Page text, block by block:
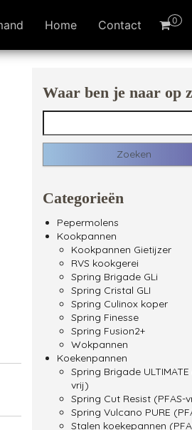
0
Home Contact
Waar ben je naar op
Categorieën
Pepermolens
Kookpannen
Kookpannen Gietijzer
RVS kookgerei
Spring Brigade GLi
Spring Cristal GLI
Spring Culinox koper
Spring Finesse
Spring Fusion2+
Wokpannen
Koekenpannen
Spring Brigade ULTIMATE
vrij)
Spring Cut Resist (PFAS-
Spring Vulcano PURE
Stalen koekepannen